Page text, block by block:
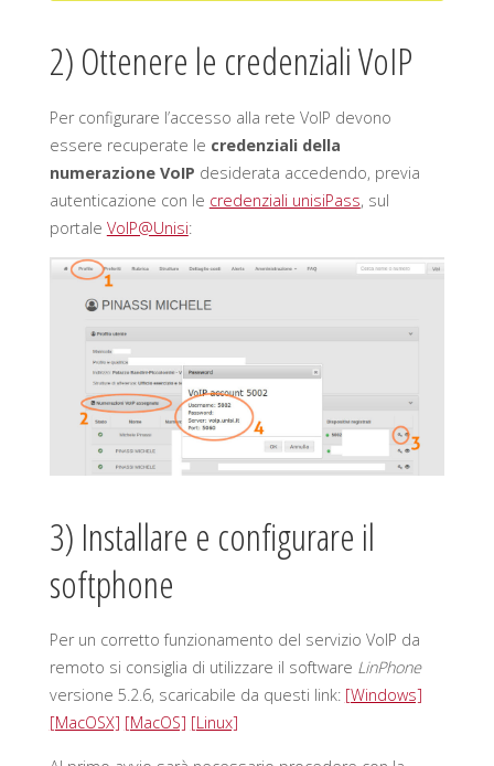
2) Ottenere le credenziali VoIP
Per configurare l’accesso alla rete VoIP devono
essere recuperate le credenziali della
numerazione VoIP desiderata accedendo, previa
autenticazione con le credenziali unisiPass, sul
portale VoIP@Unisi:
3) Installare e configurare il
softphone
Per un corretto funzionamento del servizio VoIP da
remoto si consiglia di utilizzare il software LinPhone
versione 5.2.6, scaricabile da questi link: [Windows]
[MacOSX] [MacOS] [Linux]